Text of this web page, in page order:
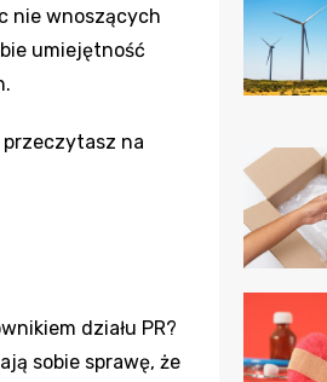
nie wnoszących
umiejętność
na
działu PR?
sobie sprawę, że